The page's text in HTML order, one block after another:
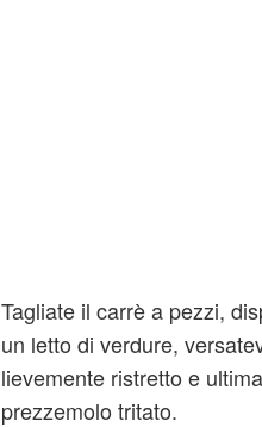
Tagliate il carrè a pezzi,
un letto di verdure,
lievemente ristretto e
prezzemolo tritato.